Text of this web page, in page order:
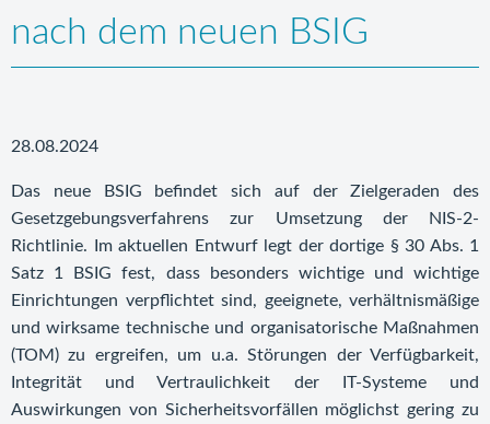
nach dem neuen BSIG
28.08.2024
Das neue BSIG befindet sich auf der Zielgeraden des
Gesetzgebungsverfahrens zur Umsetzung der NIS-2-
Richtlinie. Im aktuellen Entwurf legt der dortige § 30 Abs. 1
Satz 1 BSIG fest, dass besonders wichtige und wichtige
Einrichtungen verpflichtet sind, geeignete, verhältnismäßige
und wirksame technische und organisatorische Maßnahmen
(TOM) zu ergreifen, um u.a. Störungen der Verfügbarkeit,
Integrität und Vertraulichkeit der IT-Systeme und
Auswirkungen von Sicherheitsvorfällen möglichst gering zu